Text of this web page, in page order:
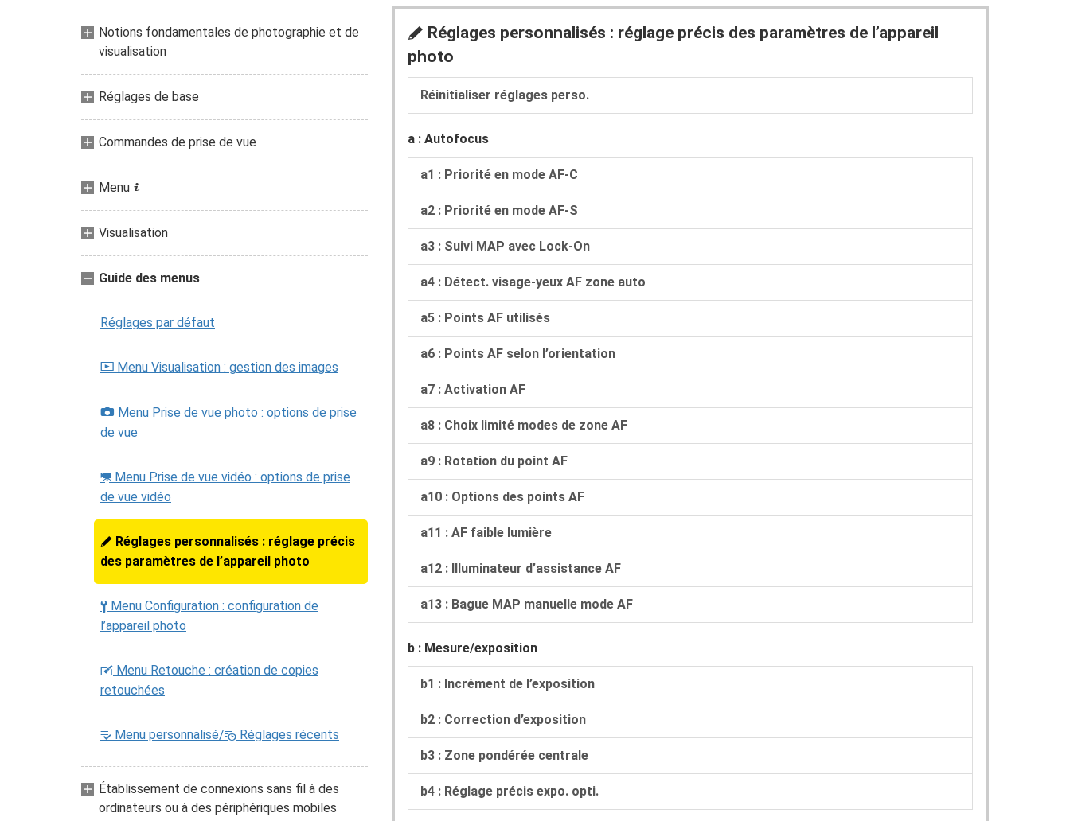
Notions fondamentales de photographie et de
visualisation
Réglages de base
Commandes de prise de vue
Menu i
Visualisation
Guide des menus
Réglages par défaut
D Menu Visualisation : gestion des images
C Menu Prise de vue photo : options de prise
de vue
1 Menu Prise de vue vidéo : options de prise
de vue vidéo
A Réglages personnalisés : réglage précis
des paramètres de l’appareil photo
B Menu Configuration : configuration de
l’appareil photo
N Menu Retouche : création de copies
retouchées
O Menu personnalisé/m Réglages récents
Établissement de connexions sans fil à des
ordinateurs ou à des périphériques mobiles
A Réglages personnalisés : réglage précis des paramètres de l’appareil
photo
Réinitialiser réglages perso.
a : Autofocus
a1 : Priorité en mode AF‑C
a2 : Priorité en mode AF‑S
a3 : Suivi MAP avec Lock-On
a4 : Détect. visage-yeux AF zone auto
a5 : Points AF utilisés
a6 : Points AF selon l’orientation
a7 : Activation AF
a8 : Choix limité modes de zone AF
a9 : Rotation du point AF
a10 : Options des points AF
a11 : AF faible lumière
a12 : Illuminateur d’assistance AF
a13 : Bague MAP manuelle mode AF
b : Mesure/exposition
b1 : Incrément de l’exposition
b2 : Correction d’exposition
b3 : Zone pondérée centrale
b4 : Réglage précis expo. opti.